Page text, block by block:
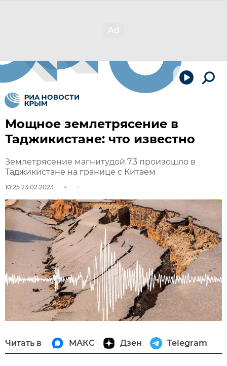
Мощное землетрясение в
Таджикистане: что известно
Землетрясение магнитудой 7.3 произошло в
Таджикистане на границе с Китаем
10:25 23.02.2023
Читать в МАКС Дзен Telegram